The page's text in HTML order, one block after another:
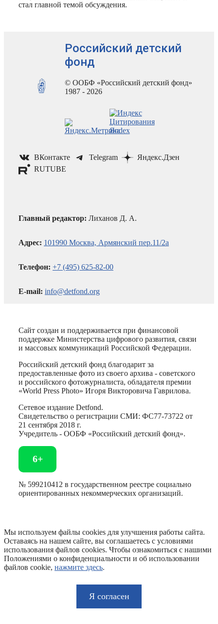
стал главной темой обсуждения.
Российский детский
фонд
© ООБФ «Российский детский фонд»
1987 - 2026
ВКонтакте Telegram
Яндекс.Дзен
RUTUBE
Главный редактор: Лиханов Д. А.
Адрес: 101990 Москва, Армянский пер.11/2а
Телефон: +7 (495) 625-82-00
E-mail: info@detfond.org
Сайт создан и поддерживается при финансовой
поддержке Министерства цифрового развития, связи
и массовых коммуникаций Российской Федерации.
Российский детский фонд благодарит за
предоставленные фото из своего архива - советского
и российского фотожурналиста, обладателя премии
«World Press Photo» Игоря Викторовича Гаврилова.
Сетевое издание Detfond.
Свидетельство о регистрации СМИ: ФС77-73722 от
21 сентября 2018 г.
Учредитель - ООБФ «Российский детский фонд».
6+
№ 599210412 в государственном реестре социально
ориентированных некоммерческих организаций.
Мы используем файлы cookies для улучшения работы сайта.
Оставаясь на нашем сайте, вы соглашаетесь с условиями
использования файлов cookies. Чтобы ознакомиться с нашими
Положениями о конфиденциальности и об использовании
файлов cookie, нажмите здесь.
Я согласен